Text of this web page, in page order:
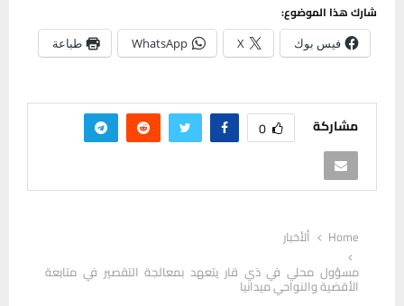
شارك هذا الموضوع:
فيس بوك X
WhatsApp طباعة
مشاركة 0
Home
ألأخبار
مسؤول محلي في ذي قار يتعهد بمعالجة التقصير في متابعة
الأقضية والنواحي ميدانيا